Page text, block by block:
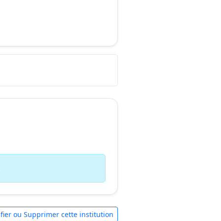
ou Supprimer cette institution